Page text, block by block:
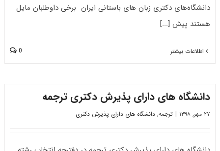
دانشگاه‌های دکتری زﺑﺎن ﻫﺎی ﺑﺎﺳﺘﺎنی ایران برخی داوطلبان مایل
هستند پیش [...]
اطلاعات بیشتر 0
دانشگاه های دارای پذیرش دکتری ﺗﺮﺟﻤﻪ
۲۷ مهر, ۱۳۹۸ | ترجمه, دانشگاه های دارای پذیرش دکتری